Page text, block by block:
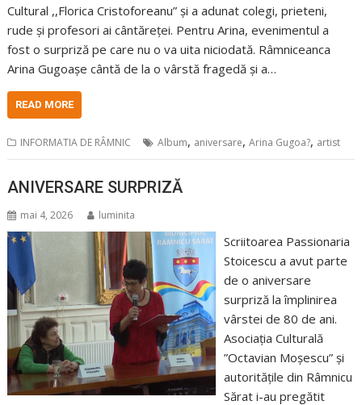
Cultural ,,Florica Cristoforeanu” și a adunat colegi, prieteni,
rude și profesori ai cântăreței. Pentru Arina, evenimentul a
fost o surpriză pe care nu o va uita niciodată. Râmniceanca
Arina Gugoașe cântă de la o vârstă fragedă și a…
READ MORE
INFORMATIA DE RÂMNIC Album, aniversare,Arina Gugoa?, artist
ANIVERSARE SURPRIZĂ
mai 4, 2026 luminita
Scriitoarea Passionaria
Stoicescu a avut parte
de o aniversare
surpriză la împlinirea
vârstei de 80 de ani.
Asociația Culturală
”Octavian Moșescu” și
autoritățile din Râmnicu
Sărat i-au pregătit